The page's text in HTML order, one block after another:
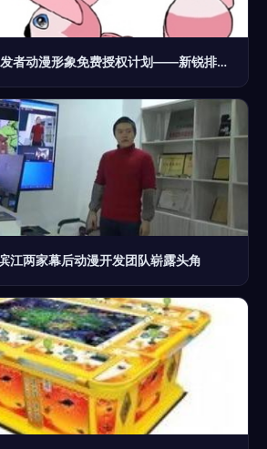
2013空间粉丝会开发者动漫形象免费授权计划——新锐排行榜上的动漫开发新星
江两家幕后动漫开发团队崭露头角